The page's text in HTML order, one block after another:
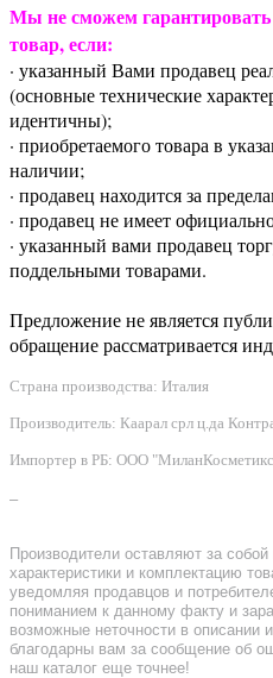
Мы не сможем
товар, если:
· указанный Вами продавец
(основные технические
идентичны);
· приобретаемого товара в
наличии;
· продавец находится за
· продавец не имеет
· указанный вами продавец
поддельными товарами.
Предложение не является
обращение рассматривается
Страна производства: Италия
Производитель: Каарал срл ц.да
Импортер в РБ: ООО
–
Производители оставляют за
характеристики и комплектацию
уведомляя продавцов и
пониманием к данному факту и
возможные неточности в описании
благодарны вам за сообщение об
наш каталог еще точнее!